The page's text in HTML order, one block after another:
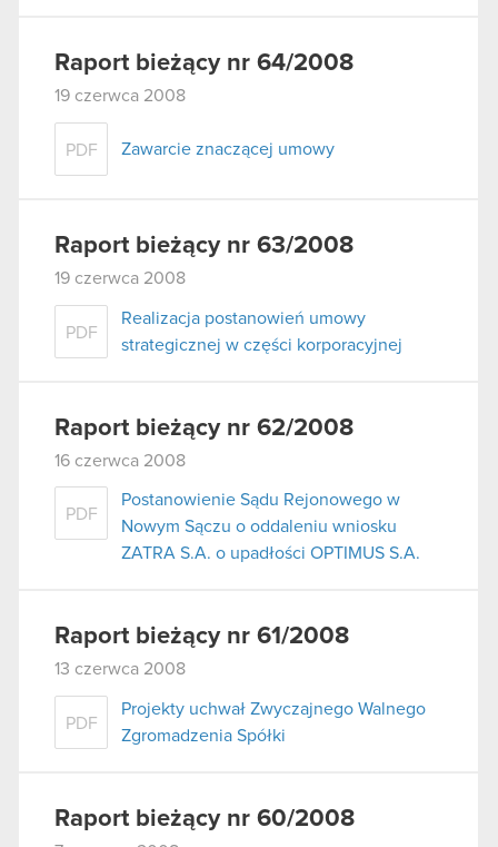
Raport bieżący nr 64/2008
19 czerwca 2008
PDF Zawarcie znaczącej umowy
Raport bieżący nr 63/2008
19 czerwca 2008
PDF
Realizacja postanowień umowy
strategicznej w części korporacyjnej
Raport bieżący nr 62/2008
16 czerwca 2008
PDF
Postanowienie Sądu Rejonowego w
Nowym Sączu o oddaleniu wniosku
ZATRA S.A. o upadłości OPTIMUS S.A.
Raport bieżący nr 61/2008
13 czerwca 2008
PDF
Projekty uchwał Zwyczajnego Walnego
Zgromadzenia Spółki
Raport bieżący nr 60/2008